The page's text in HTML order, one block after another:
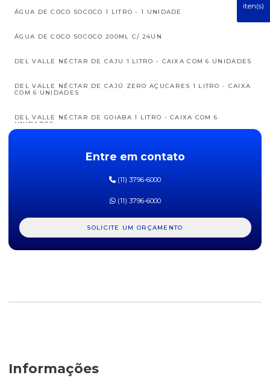
iten(s)
ÁGUA DE COCO SOCOCO 1 LITRO - 1 UNIDADE
ÁGUA DE COCO SOCOCO 200ML C/ 24UN
DEL VALLE NÉCTAR DE CAJU 1 LITRO - CAIXA COM 6 UNIDADES
DEL VALLE NÉCTAR DE CAJÚ ZERO AÇUCARES 1 LITRO - CAIXA
COM 6 UNIDADES
DEL VALLE NÉCTAR DE GOIABA 1 LITRO - CAIXA COM 6
UNIDADES
DEL VALLE NÉCTAR DE PÊSSEGO 1 LITRO - CAIXA COM 6
DEL VALLE NÉCTAR DE UVA ZERO AÇUCARES 1 LITRO - CAIXA
MAGUARY DE MORANGO 200ML - CAIXA COM 27 UNIDADES
Entre em contato
(11) 3796-6000
(11) 3796-6000
SOLICITE UM ORÇAMENTO
Informações